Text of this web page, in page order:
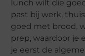
lunch wilt die
past bij werk,
goed met brood,
prep, waardoor je
je eerst de